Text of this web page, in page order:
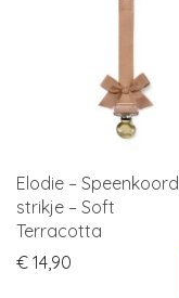
Elodie – Speenkoord
strikje – Soft
Terracotta
€ 14,90